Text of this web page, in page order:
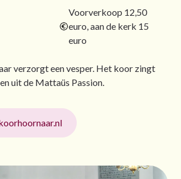
Voorverkoop 12,50
euro, aan de kerk 15
euro
verzorgt een vesper. Het koor zingt
uit de Mattaüs Passion.